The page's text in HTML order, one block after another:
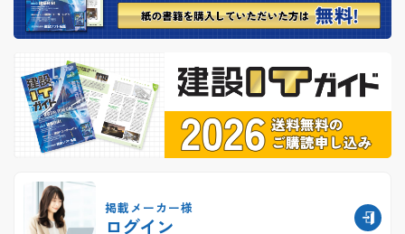
掲載メーカー様
ログイン